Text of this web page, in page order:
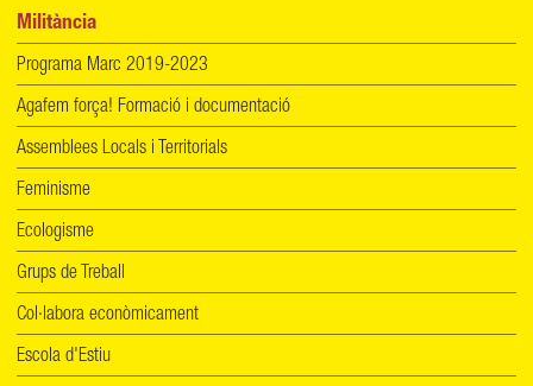
Militància
Programa Marc 2019-2023
Agafem força! Formació i documentació
Assemblees Locals i Territorials
Feminisme
Ecologisme
Grups de Treball
Col·labora econòmicament
Escola d'Estiu